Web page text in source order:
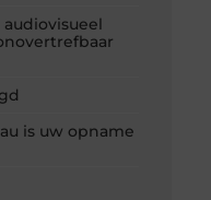
is uw opname